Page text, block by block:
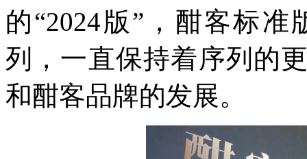
的“2024版”，酣客标
列，一直保持着序列的
和酣客品牌的发展。